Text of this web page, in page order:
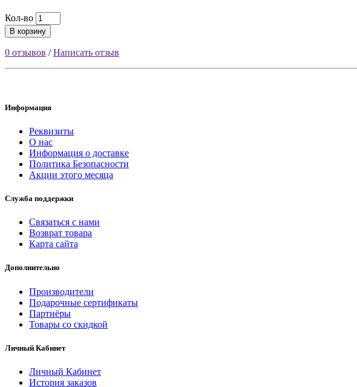
Кол-во
В корзину
0 отзывов /Написать отзыв
Информация
Реквизиты
О нас
Информация о доставке
Политика Безопасности
Акции этого месяца
Служба поддержки
Связаться с нами
Возврат товара
Карта сайта
Дополнительно
Производители
Подарочные сертификаты
Партнёры
Товары со скидкой
Личный Кабинет
Личный Кабинет
История заказов